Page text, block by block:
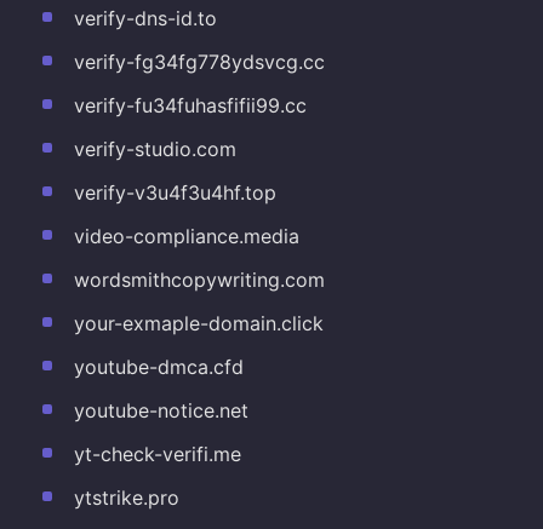
verify-dns-id.to
verify-fg34fg778ydsvcg.cc
verify-fu34fuhasfifii99.cc
verify-studio.com
verify-v3u4f3u4hf.top
video-compliance.media
wordsmithcopywriting.com
your-exmaple-domain.click
youtube-dmca.cfd
youtube-notice.net
yt-check-verifi.me
ytstrike.pro